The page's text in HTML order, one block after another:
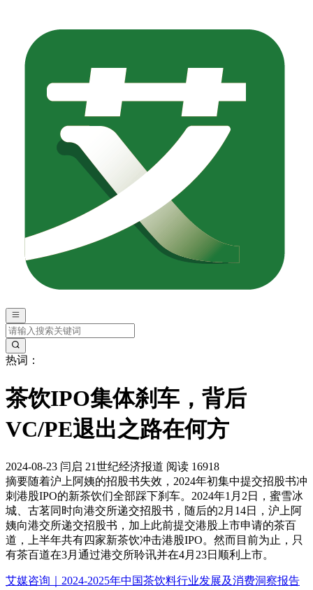
热词：
茶饮IPO集体刹车，背后
VC/PE退出之路在何方
2024-08-23 闫启 21世纪经济报道 阅读 16918
摘要随着沪上阿姨的招股书失效，2024年初集中提交招股书冲
刺港股IPO的新茶饮们全部踩下刹车。2024年1月2日，蜜雪冰
城、古茗同时向港交所递交招股书，随后的2月14日，沪上阿
姨向港交所递交招股书，加上此前提交港股上市申请的茶百
道，上半年共有四家新茶饮冲击港股IPO。然而目前为止，只
有茶百道在3月通过港交所聆讯并在4月23日顺利上市。
艾媒咨询｜2024-2025年中国茶饮料行业发展及消费洞察报告